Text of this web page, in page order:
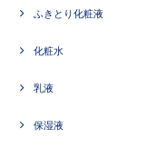
ふきとり化粧液
化粧水
乳液
保湿液